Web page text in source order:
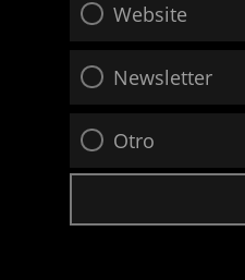
Website
Newsletter
Otro